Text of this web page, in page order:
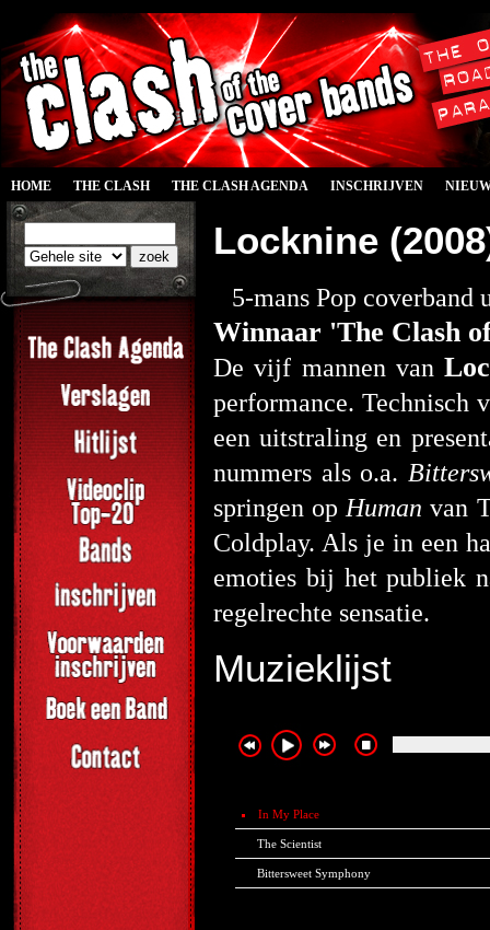
HOME THE CLASH THE CLASH AGENDA INSCHRIJVEN
Locknine
5-mans Pop coverband
Winnaar 'The Clash
De vijf mannen van
performance. Technisch
een uitstraling en
nummers als o.a.
springen op Human van
Coldplay. Als je in een
emoties bij het publiek
regelrechte sensatie.
Muzieklijst
In My Place
The Scientist
Bittersweet Symphony